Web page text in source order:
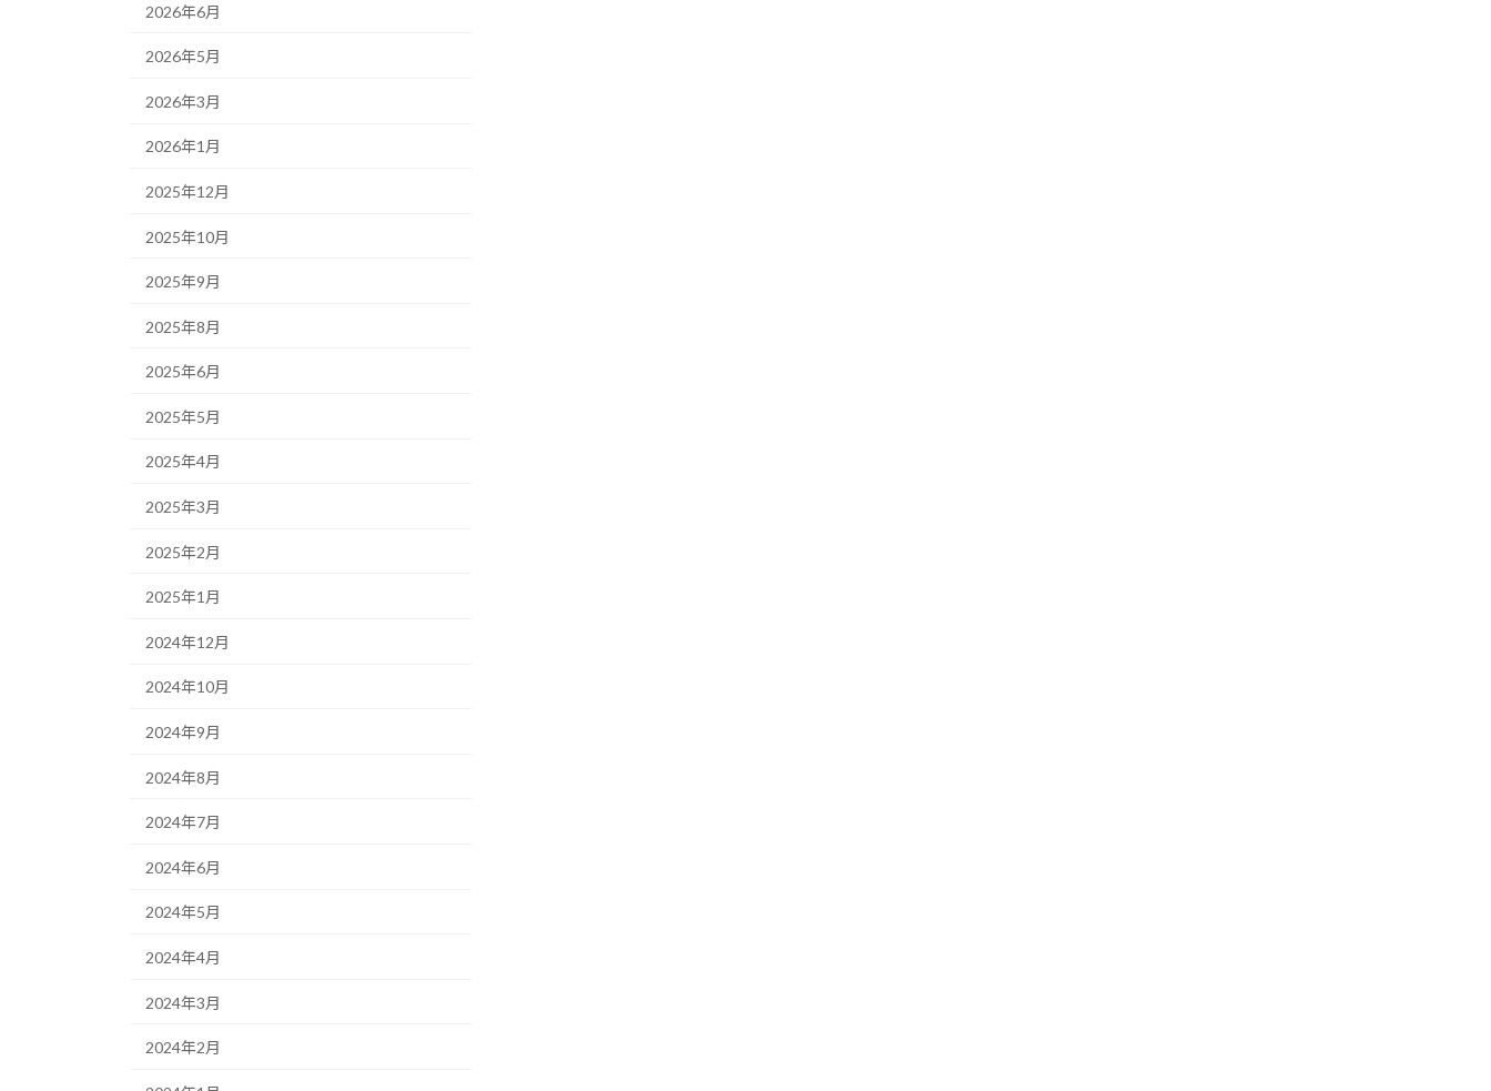
2026年6月
2026年5月
2026年3月
2026年1月
2025年12月
2025年10月
2025年9月
2025年8月
2025年6月
2025年5月
2025年4月
2025年3月
2025年2月
2025年1月
2024年12月
2024年10月
2024年9月
2024年8月
2024年7月
2024年6月
2024年5月
2024年4月
2024年3月
2024年2月